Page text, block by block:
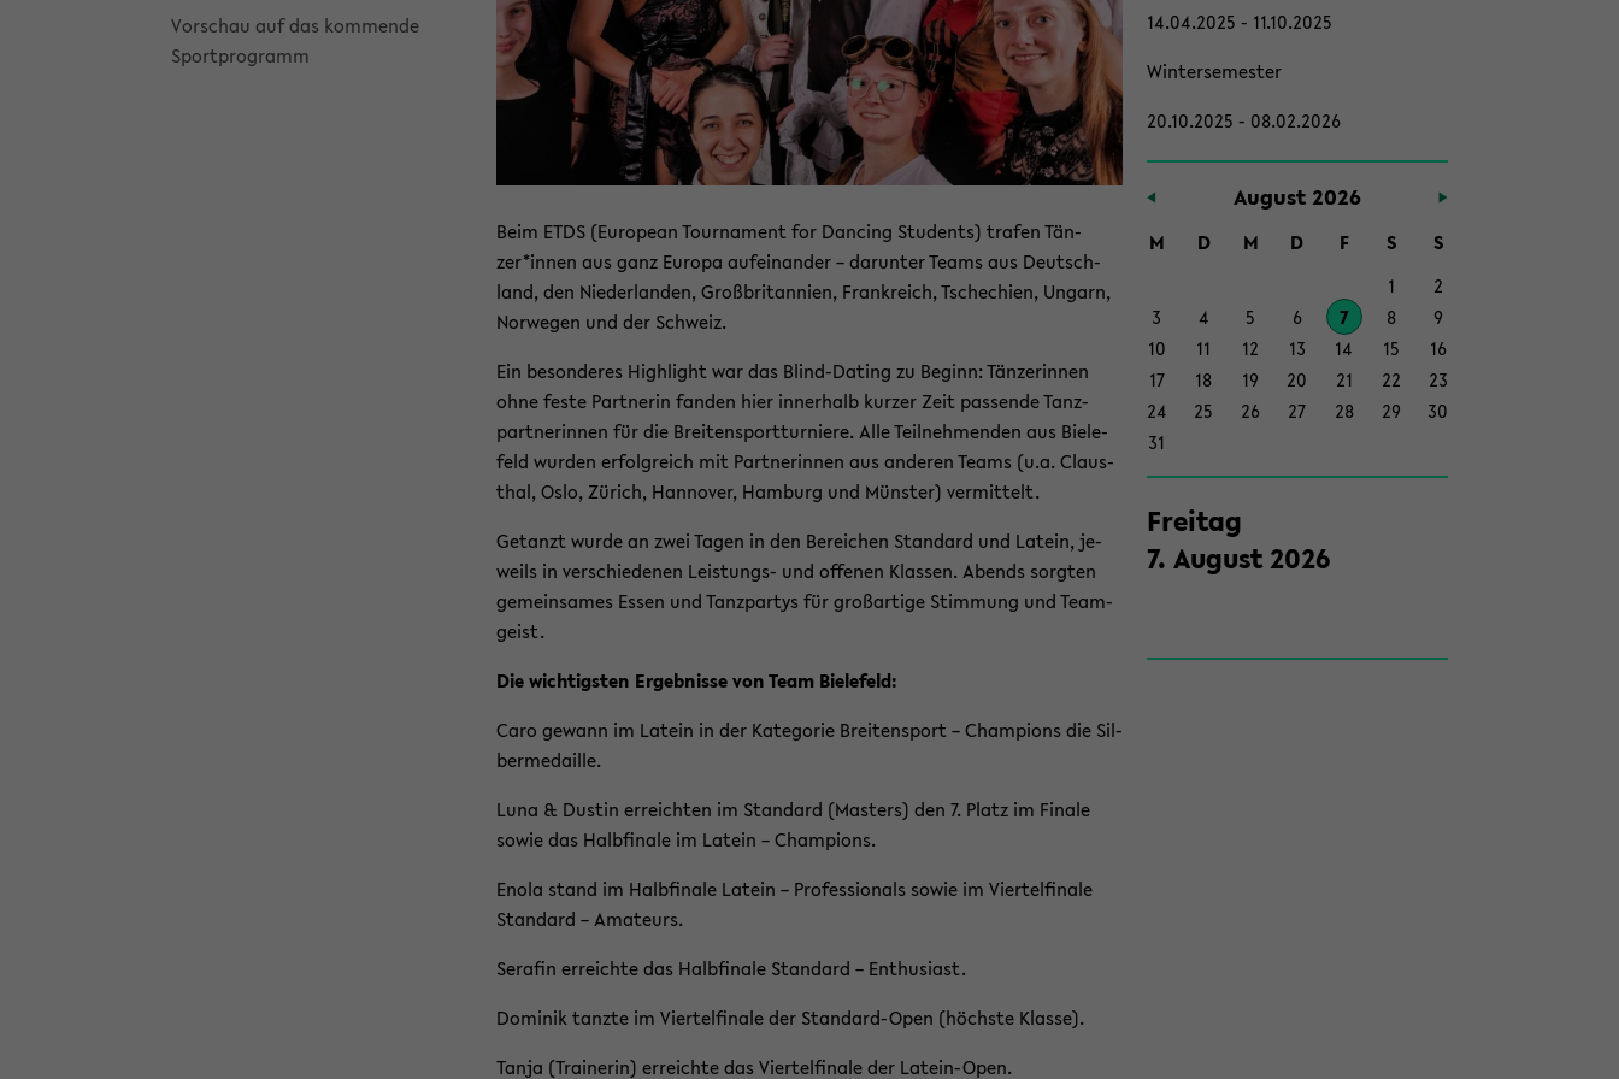
Vor­schau auf das kom­men­de
Sport­pro­gramm
14.04.2025 - 11.10.2025
Win­ter­se­mes­ter
20.10.2025 - 08.02.2026
Au­gust 2026
M D M D F S
S
1
2
3
4 5 6 7 8
9
10
11 12 13 14 15
16
17
18 19 20 21 22
23
24
25 26 27 28 29
30
31
Frei­tag
7.Au­gust2026
Beim ETDS (Eu­ropean Tour­na­ment for Dan­cing Stu­dents) tra­fen Tän­
zer*innen aus ganz Eu­ro­pa auf­ein­an­der – dar­un­ter Teams aus Deutsch­
land, den Nie­der­lan­den, Groß­bri­tan­ni­en, Frank­reich, Tsche­chi­en, Un­garn,
Nor­we­gen und der Schweiz.
Ein be­son­de­res High­light war das Blind-​Dating zu Be­ginn: Tän­ze­rin­nen
ohne feste Part­ne­rin fan­den hier in­ner­halb kur­zer Zeit pas­sen­de Tanz­
part­ne­rin­nen für die Brei­ten­sport­tur­nie­re. Alle Teil­neh­men­den aus Bie­le­
feld wur­den er­folg­reich mit Part­ne­rin­nen aus an­de­ren Teams (u.a. Claus­
thal, Oslo, Zü­rich, Han­no­ver, Ham­burg und Müns­ter) ver­mit­telt.
Ge­tanzt wurde an zwei Tagen in den Be­rei­chen Stan­dard und La­tein, je­
weils in ver­schie­de­nen Leistungs-​ und of­fe­nen Klas­sen. Abends sorg­ten
ge­mein­sa­mes Essen und Tanz­par­tys für groß­ar­ti­ge Stim­mung und Team­
geist.
Die wich­tigs­ten Er­geb­nis­se von Team Bie­le­feld:
Caro ge­wann im La­tein in der Ka­te­go­rie Brei­ten­sport – Cham­pions die Sil­
ber­me­dail­le.
Luna & Dus­tin er­reich­ten im Stan­dard (Mas­ters) den 7. Platz im Fi­na­le
sowie das Halb­fi­na­le im La­tein – Cham­pions.
Enola stand im Halb­fi­na­le La­tein – Pro­fes­sio­nals sowie im Vier­tel­fi­na­le
Stan­dard – Ama­teurs.
Sera­fin er­reich­te das Halb­fi­na­le Stan­dard – En­thu­si­ast.
Do­mi­nik tanz­te im Vier­tel­fi­na­le der Standard-​Open (höchs­te Klas­se).
Tanja (Trai­ne­rin) er­reich­te das Vier­tel­fi­na­le der Latein-​Open.